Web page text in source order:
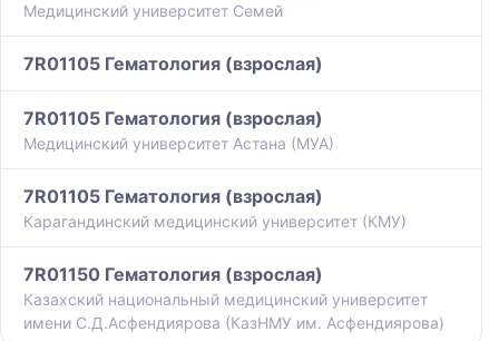
Медицинский университет Семей
7R01105 Гематология (взрослая)
7R01105 Гематология (взрослая)
Медицинский университет Астана (МУА)
7R01105 Гематология (взрослая)
Карагандинский медицинский университет (КМУ)
7R01150 Гематология (взрослая)
Казахский национальный медицинский университет
имени С.Д.Асфендиярова (КазНМУ им. Асфендиярова)